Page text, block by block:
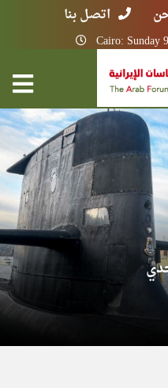
اتصل بنا
Cairo: Sunday